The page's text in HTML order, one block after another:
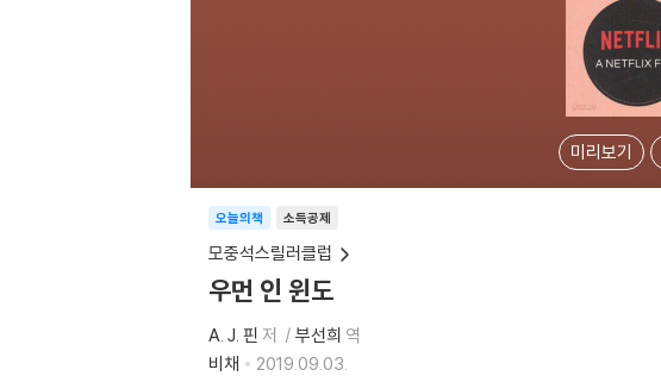
미리보기
소득공제
오늘의책
모중석스릴러클럽
우먼 인 윈도
A. J. 핀 저 부선희 역
비채
2019.09.03.